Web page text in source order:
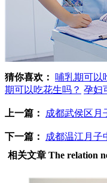
猜你喜欢： 哺乳期可以
期可以吃花生吗？ 孕妇
上一篇： 成都武侯区月
下一篇：
成都温江月子
相关文章 The relation